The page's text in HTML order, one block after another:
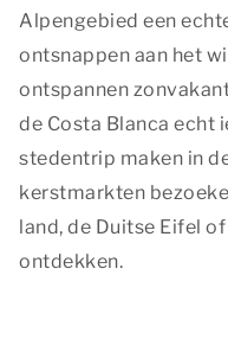
Alpengebied een
ontsnappen aan het
ontspannen
de Costa Blanca echt
stedentrip maken in
kerstmarkten
land, de Duitse Eifel
ontdekken.